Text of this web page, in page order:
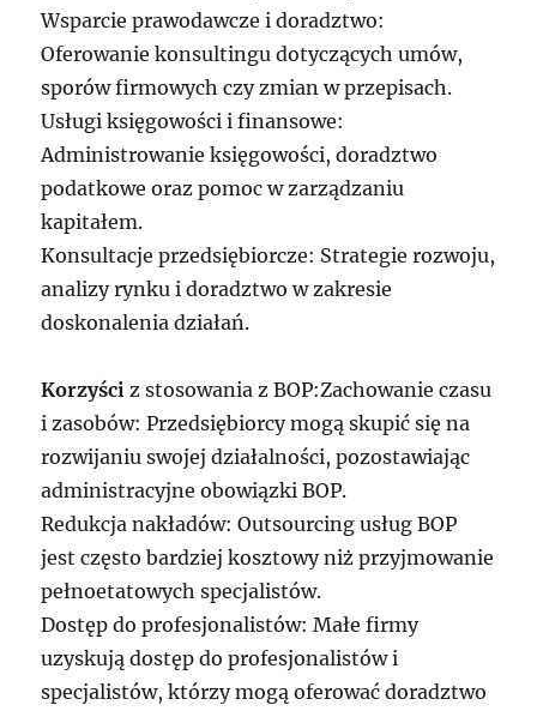
Wsparcie prawodawcze i doradztwo:
Oferowanie konsultingu dotyczących umów,
sporów firmowych czy zmian w przepisach.
Usługi księgowości i finansowe:
Administrowanie księgowości, doradztwo
podatkowe oraz pomoc w zarządzaniu
kapitałem.
Konsultacje przedsiębiorcze: Strategie rozwoju,
analizy rynku i doradztwo w zakresie
doskonalenia działań.
Korzyści z stosowania z BOP:Zachowanie czasu
i zasobów: Przedsiębiorcy mogą skupić się na
rozwijaniu swojej działalności, pozostawiając
administracyjne obowiązki BOP.
Redukcja nakładów: Outsourcing usług BOP
jest często bardziej kosztowy niż przyjmowanie
pełnoetatowych specjalistów.
Dostęp do profesjonalistów: Małe firmy
uzyskują dostęp do profesjonalistów i
specjalistów, którzy mogą oferować doradztwo